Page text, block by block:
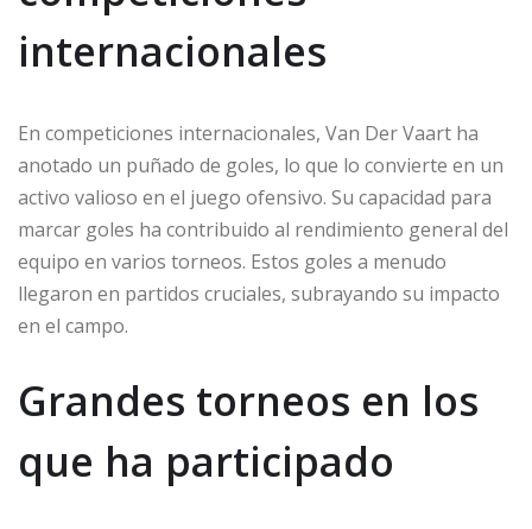
internacionales
En competiciones internacionales, Van Der Vaart ha
anotado un puñado de goles, lo que lo convierte en un
activo valioso en el juego ofensivo. Su capacidad para
marcar goles ha contribuido al rendimiento general del
equipo en varios torneos. Estos goles a menudo
llegaron en partidos cruciales, subrayando su impacto
en el campo.
Grandes torneos en los
que ha participado